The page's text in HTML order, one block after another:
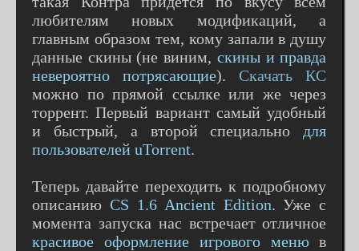
любителям новых модификаций, а
главным образом тем, кому запали в душу
данные скины (не виним, скины и правда
невероятно потрясающие).Скачать КС
можно по прямой ссылке или же через
торрент. Первый вариант самый удобный
и быстрый, а второй специально для
пользователей uTorrent.
Теперь давайте переходить к подробному
описанию CS 1.6 Ancient Edition. Уже с
момента запуска нас встречает отличное
красивое оформление игрового менюв